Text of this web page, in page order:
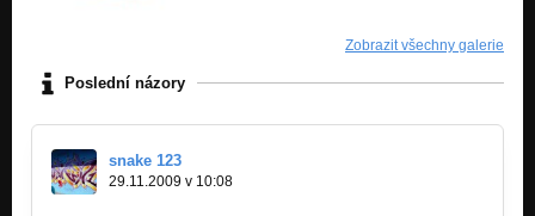
Zobrazit všechny galerie
Poslední názory
snake 123
29.11.2009 v 10:08